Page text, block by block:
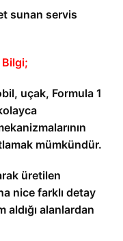
sunan servis
Bilgi;
uçak, Formula 1
mümkündür.
üretilen
nice farklı detay
aldığı alanlardan